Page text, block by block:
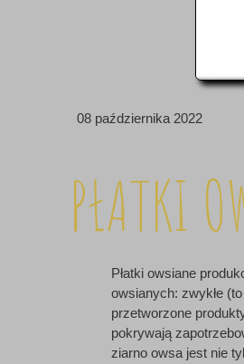
08 października 2022
PŁATKI
Płatki owsiane
owsianych: zwykłe
przetworzone
pokrywają
ziarno owsa jest nie